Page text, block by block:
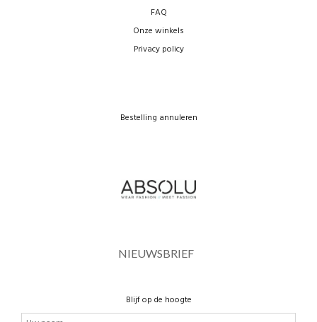
FAQ
Onze winkels
Privacy policy
Bestelling annuleren
NIEUWSBRIEF
Blijf op de hoogte